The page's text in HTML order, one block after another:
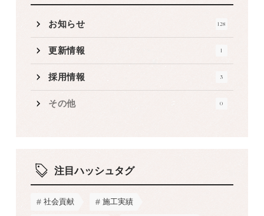
お知らせ 128
更新情報 1
採用情報 3
その他 0
注目ハッシュタグ
社会貢献 施工実績